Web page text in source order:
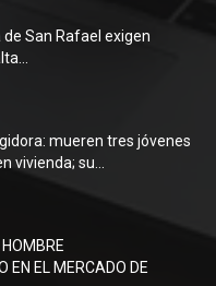
San Rafael exigen
mueren tres jóvenes
vivienda; su...
EN EL MERCADO DE